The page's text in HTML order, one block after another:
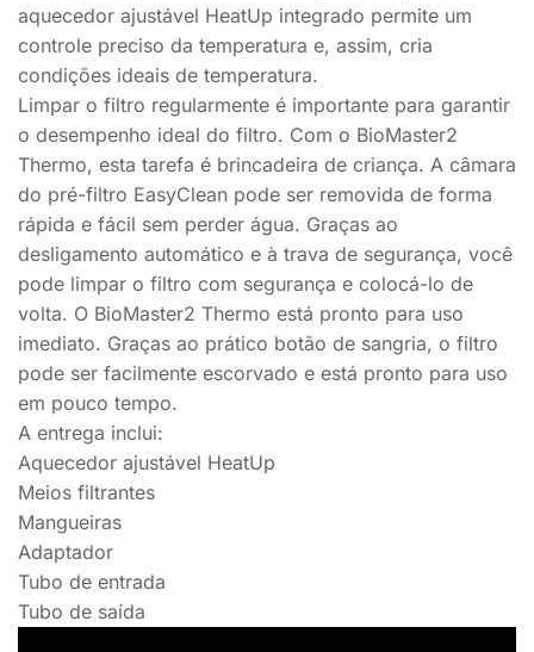
aquecedor ajustável HeatUp integrado permite um
controle preciso da temperatura e, assim, cria
condições ideais de temperatura.
Limpar o filtro regularmente é importante para garantir
o desempenho ideal do filtro. Com o BioMaster2
Thermo, esta tarefa é brincadeira de criança. A câmara
do pré-filtro EasyClean pode ser removida de forma
rápida e fácil sem perder água. Graças ao
desligamento automático e à trava de segurança, você
pode limpar o filtro com segurança e colocá-lo de
volta. O BioMaster2 Thermo está pronto para uso
imediato. Graças ao prático botão de sangria, o filtro
pode ser facilmente escorvado e está pronto para uso
em pouco tempo.
A entrega inclui:
Aquecedor ajustável HeatUp
Meios filtrantes
Mangueiras
Adaptador
Tubo de entrada
Tubo de saída